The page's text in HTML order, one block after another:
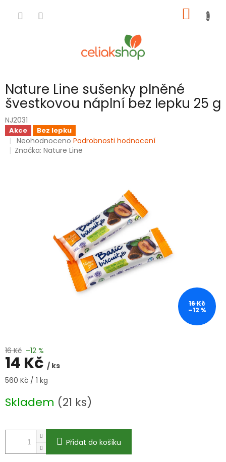
KOŠÍK
Nature Line sušenky plněné
švestkovou náplní bez lepku 25 g
NJ2031
Akce Bez lepku
Průměrné
hodnocení
Neohodnoceno Podrobnosti hodnocení
Značka:Nature Line
16 Kč
–12 %
16 Kč –12 %
14 Kč / ks
Měrná
560 Kč / 1 kg
Skladem (21 ks)
Přidat do košíku